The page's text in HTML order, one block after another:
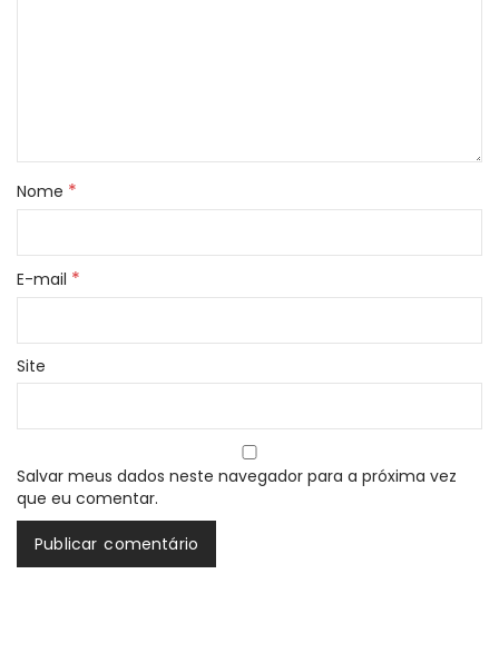
Nome *
E-mail *
Site
Salvar meus dados neste navegador para a próxima vez
que eu comentar.